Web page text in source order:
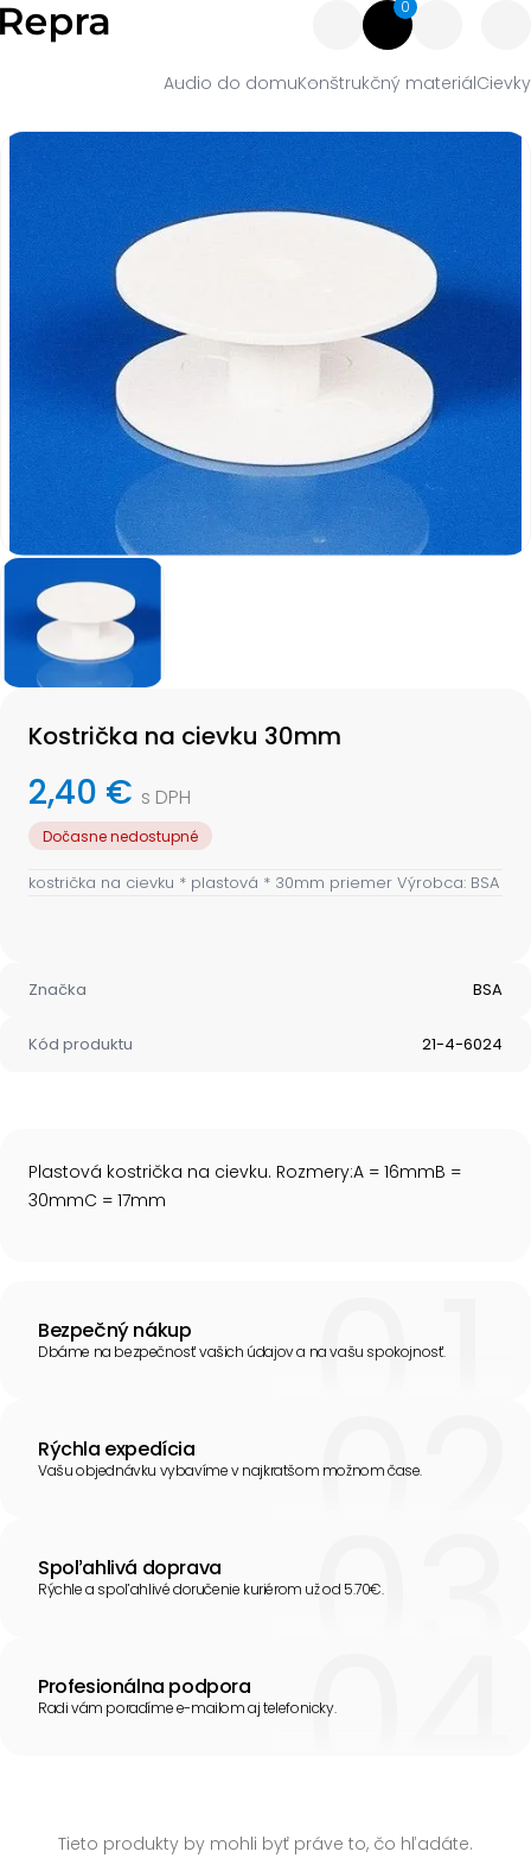
0
Audio do domuKonštrukčný materiálCievky
Item
Kostrička na cievku 30mm
2,40 € s DPH
Dočasne nedostupné
kostrička na cievku * plastová * 30mm priemer Výrobca: BSA
Značka BSA
Kód produktu 21-4-6024
Plastová kostrička na cievku. Rozmery:A = 16mmB =
30mmC = 17mm
Bezpečný nákup
Dbáme na bezpečnosť vašich údajov a na vašu spokojnosť.
Rýchla expedícia
Vašu objednávku vybavíme v najkratšom možnom čase.
Spoľahlivá doprava
Rýchle a spoľahlivé doručenie kuriérom už od 5.70€.
Profesionálna podpora
Radi vám poradíme e-mailom aj telefonicky.
Tieto produkty by mohli byť práve to, čo hľadáte.